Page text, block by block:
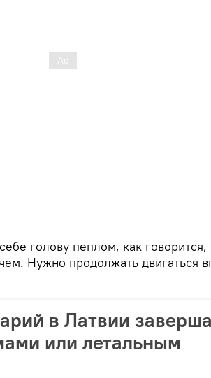
голову пеплом, как говорится,
Нужно продолжать двигаться
в Латвии
или летальным